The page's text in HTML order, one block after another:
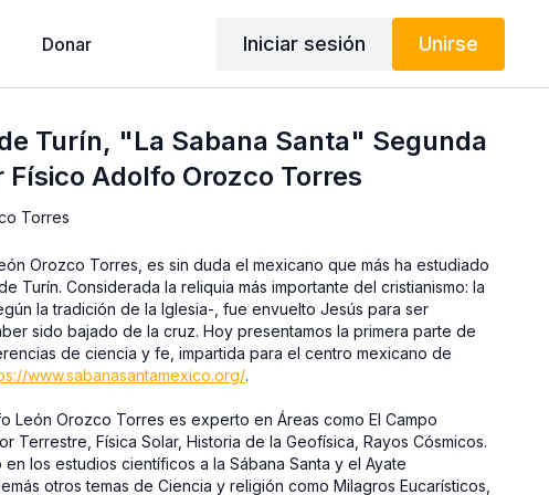
Donar Iniciar sesión Unirse
Turín, "La Sabana Santa" Segunda
Físico Adolfo Orozco Torres
Torres
es sin duda el mexicano que más ha estudiado
Turín. Considerada la reliquia más importante del cristianismo: la
la tradición de la Iglesia-, fue envuelto Jesús para ser
sido bajado de la cruz. Hoy presentamos la primera parte de
www.sabanasantamexico.org/.
León Orozco Torres es experto en Áreas como El Campo
Terrestre, Física Solar, Historia de la Geofísica, Rayos Cósmicos.
los estudios científicos a la Sábana Santa y el Ayate
otros temas de Ciencia y religión como Milagros Eucarísticos,